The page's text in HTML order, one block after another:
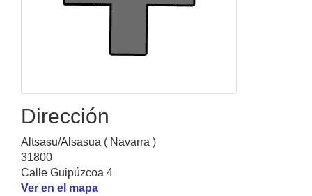
Dirección
Altsasu/Alsasua ( Navarra )
31800
Calle Guipúzcoa 4
Ver en el mapa